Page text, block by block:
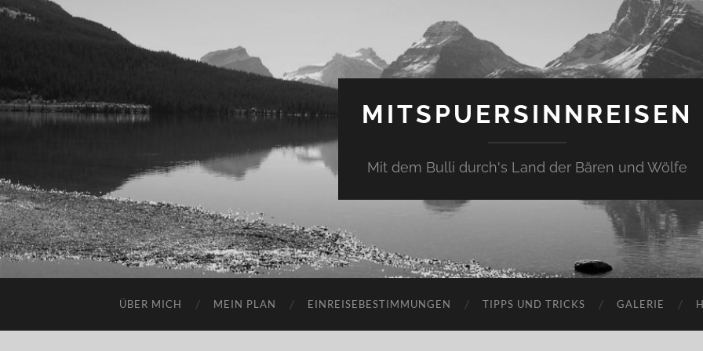
MITSPUERSINNREISEN
Mit dem Bulli durch's Land der Bären und Wölfe
ÜBER MICH MEIN PLAN EINREISEBESTIMMUNGEN TIPPS UND TRICKS GALERIE